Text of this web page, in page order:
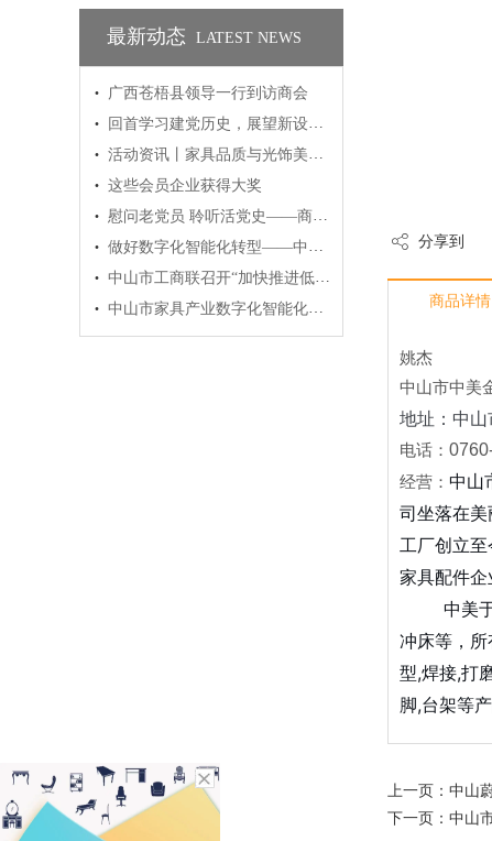
最新动态 LATEST NEWS
· 广西苍梧县领导一行到访商会
· 回首学习建党历史，展望新设计新概念——商会党支部及青年部学习行
· 活动资讯丨家具品质与光饰美学融合赋能之行
· 这些会员企业获得大奖
· 慰问老党员 聆听活党史——商会党支部“七一”慰问老党员
· 做好数字化智能化转型——中山市制造业企业数字化智能化转型政策宣讲会顺利举办
· 中山市工商联召开“加快推进低效工业园改造升级，优化拓展产业发展空间”主题调研座谈会
· 中山市家具产业数字化智能化转型惠企政策宣讲暨经验交流会议圆满举行
分享到
商品详情
姚杰
中山市中美
地址：中
电话：
经营： 中山
司坐落在
工厂创立
家具配件企
中美于
冲床等，
型,焊接,打
脚,台架等
上一页： 中山
下一页： 中山